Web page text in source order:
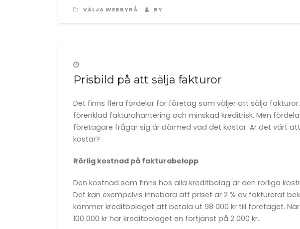
VÄLJA WEBBYRÅ BY
Prisbild på att sälja fakturor
Det finns flera fördelar för företag som väljer att sälja
förenklad fakturahantering och minskad kreditrisk. Men
företagare frågar sig är därmed vad det kostar. Är det värt
kostar?
Rörlig kostnad på fakturabelopp
Den kostnad som finns hos alla kreditbolag är den rörliga
Det kan exempelvis innebära att priset är 2 % av fakturerat
kommer kreditbolaget att betala ut 98 000 kr till företaget.
100 000 kr har kreditbolaget en förtjänst på 2 000 kr.